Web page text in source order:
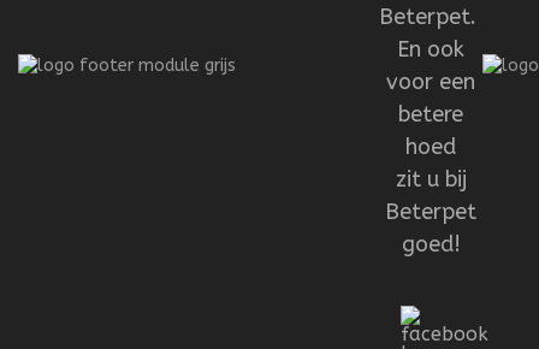
Beterpet.
En ook
voor een
betere
hoed
zit u bij
Beterpet
goed!